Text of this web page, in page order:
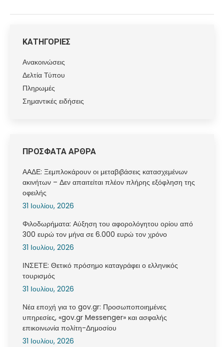
ΚΑΤΗΓΟΡΙΕΣ
Ανακοινώσεις
Δελτία Τύπου
Πληρωμές
Σημαντικές ειδήσεις
ΠΡΟΣΦΑΤΑ ΑΡΘΡΑ
ΑΑΔΕ: Ξεμπλοκάρουν οι μεταβιβάσεις κατασχεμένων
ακινήτων – Δεν απαιτείται πλέον πλήρης εξόφληση της
οφειλής
31 Ιουλίου, 2026
Φιλοδωρήματα: Αύξηση του αφορολόγητου ορίου από
300 ευρώ τον μήνα σε 6.000 ευρώ τον χρόνο
31 Ιουλίου, 2026
ΙΝΣΕΤΕ: Θετικό πρόσημο καταγράφει ο ελληνικός
τουρισμός
31 Ιουλίου, 2026
Νέα εποχή για το gov.gr: Προσωποποιημένες
υπηρεσίες, «gov.gr Messenger» και ασφαλής
επικοινωνία πολίτη-Δημοσίου
31 Ιουλίου, 2026